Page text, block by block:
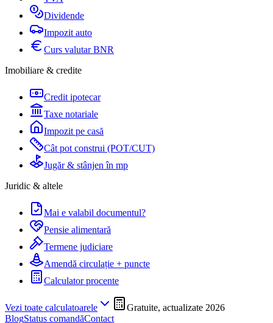
Dividende
Impozit auto
Curs valutar BNR
Imobiliare & credite
Credit ipotecar
Taxe notariale
Impozit pe casă
Cât pot construi (POT/CUT)
Jugăr & stânjen în mp
Juridic & altele
Mai e valabil documentul?
Pensie alimentară
Termene judiciare
Amendă circulație + puncte
Calculator procente
Vezi toate calculatoarele
Gratuite, actualizate 2026
BlogStatus comandăContact